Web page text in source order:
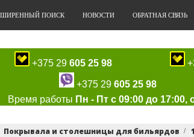
ПОИСК НОВОСТИ ОБРАТНАЯ СВЯЗЬ
+375 29 605 25 98
+375 29 605 25 98
Время работы Пн - Пт с 09:00 до 17:00,
Покрывала и столешницы для бильярдов